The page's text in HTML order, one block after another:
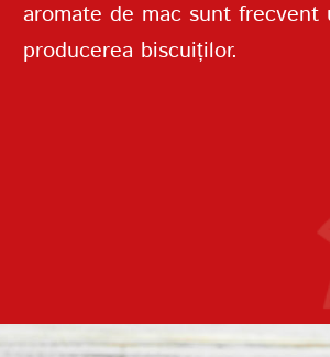
aromate de mac sunt frecvent
producerea biscuiților.CREAȚI UN CONT
Politica